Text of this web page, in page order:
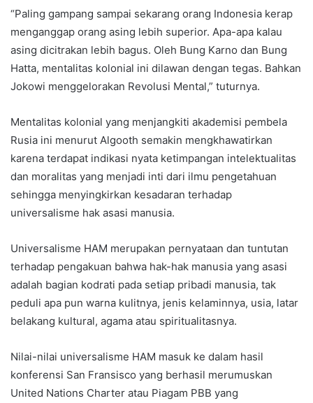
“Paling gampang sampai sekarang orang Indonesia kerap
menganggap orang asing lebih superior. Apa-apa kalau
asing dicitrakan lebih bagus. Oleh Bung Karno dan Bung
Hatta, mentalitas kolonial ini dilawan dengan tegas. Bahkan
Jokowi menggelorakan Revolusi Mental,” tuturnya.
Mentalitas kolonial yang menjangkiti akademisi pembela
Rusia ini menurut Algooth semakin mengkhawatirkan
karena terdapat indikasi nyata ketimpangan intelektualitas
dan moralitas yang menjadi inti dari ilmu pengetahuan
sehingga menyingkirkan kesadaran terhadap
universalisme hak asasi manusia.
Universalisme HAM merupakan pernyataan dan tuntutan
terhadap pengakuan bahwa hak-hak manusia yang asasi
adalah bagian kodrati pada setiap pribadi manusia, tak
peduli apa pun warna kulitnya, jenis kelaminnya, usia, latar
belakang kultural, agama atau spiritualitasnya.
Nilai-nilai universalisme HAM masuk ke dalam hasil
konferensi San Fransisco yang berhasil merumuskan
United Nations Charter atau Piagam PBB yang